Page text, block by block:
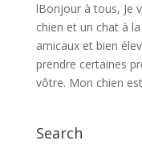
lBonjour à tous, Je
chien et un chat à
amicaux et bien
prendre certaines
vôtre. Mon chien
Search